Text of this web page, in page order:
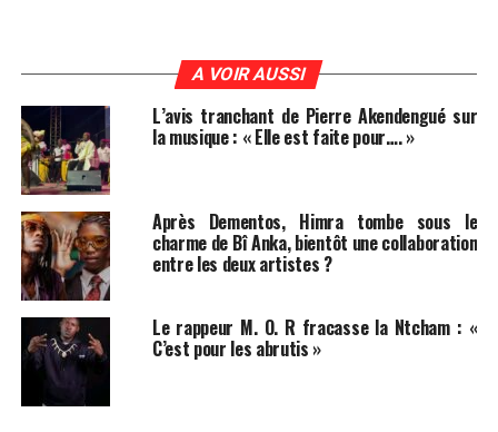
A VOIR AUSSI
L’avis tranchant de Pierre Akendengué sur
la musique : « Elle est faite pour…. »
Après Dementos, Himra tombe sous le
charme de Bî Anka, bientôt une collaboration
entre les deux artistes ?
Le rappeur M. O. R fracasse la Ntcham : «
C’est pour les abrutis »